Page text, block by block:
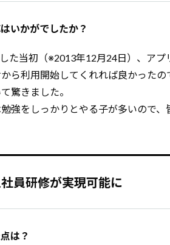
いかがでしたか？
た当初（※2013年12月24日）、ア
ら利用開始してくれれば良かった
驚きました。
強をしっかりとやる子が多いので、
員研修が実現可能に
は？